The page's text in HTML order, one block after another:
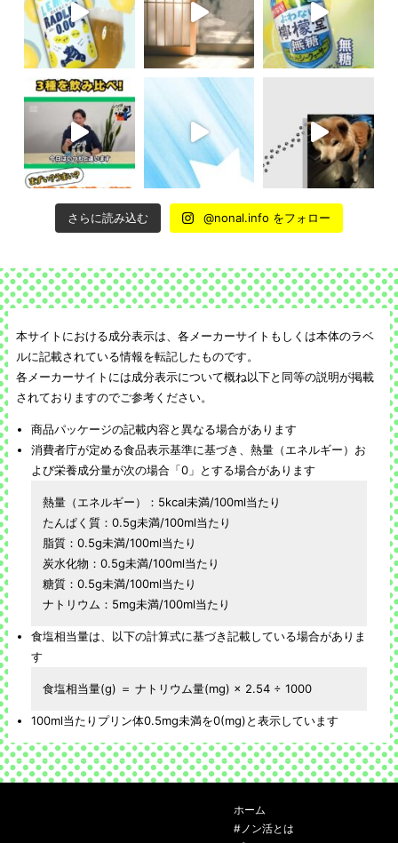
さらに読み込む @nonal.info をフォロー
本サイトにおける成分表示は、各メーカーサイトもしくは本体のラベ
ルに記載されている情報を転記したものです。
各メーカーサイトには成分表示について概ね以下と同等の説明が掲載
されておりますのでご参考ください。
商品パッケージの記載内容と異なる場合があります
消費者庁が定める食品表示基準に基づき、熱量（エネルギー）お
よび栄養成分量が次の場合「0」とする場合があります
熱量（エネルギー）：5kcal未満/100ml当たり
たんぱく質：0.5g未満/100ml当たり
脂質：0.5g未満/100ml当たり
炭水化物：0.5g未満/100ml当たり
糖質：0.5g未満/100ml当たり
ナトリウム：5mg未満/100ml当たり
食塩相当量は、以下の計算式に基づき記載している場合がありま
す
食塩相当量(g) ＝ ナトリウム量(mg) × 2.54 ÷ 1000
100ml当たりプリン体0.5mg未満を0(mg)と表示しています
ホーム
#ノン活とは